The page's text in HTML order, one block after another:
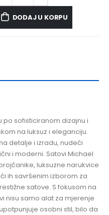
DODAJ U KORPU
po sofisticiranom dizajnu i
na luksuz i eleganciju.
detalje i izradu, nudeći
i moderni. Satovi Michael
luksuzne narukvice
ih savršenim izborom za
satove. S fokusom na
nisu samo alat za mjerenje
osobni stil, bilo da